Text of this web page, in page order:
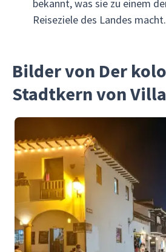
bekannt, was sie zu einem
Reiseziele des Landes macht.
Bilder von Der
Stadtkern von